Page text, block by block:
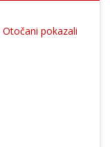
pokazali